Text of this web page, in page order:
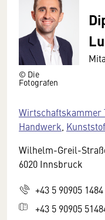
© Die
Fotografen
Wirtschaftskammer
Handwerk
Wilhelm-Greil-
6020 Innsbruck
+43 5 90905 1484
+43 5 90905